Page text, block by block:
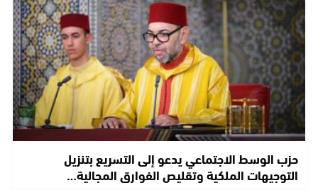
حزب الوسط الاجتماعي يدعو إلى التسريع بتنزيل
التوجيهات الملكية وتقليص الفوارق المجالية…